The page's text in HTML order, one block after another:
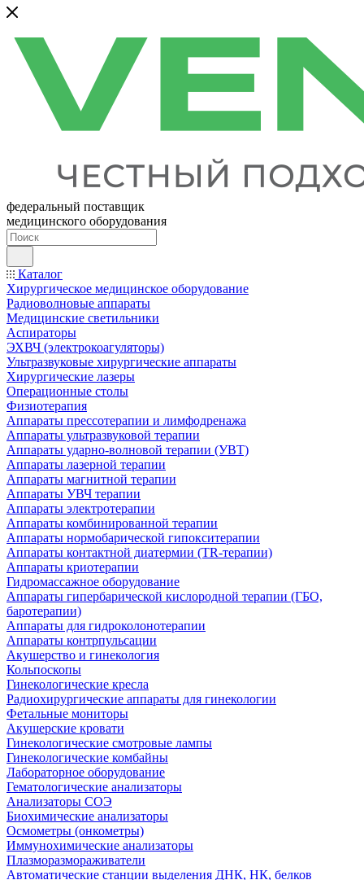
федеральный поставщик
медицинского оборудования
Каталог
Хирургическое медицинское оборудование
Радиоволновые аппараты
Медицинские светильники
Аспираторы
ЭХВЧ (электрокоагуляторы)
Ультразвуковые хирургические аппараты
Хирургические лазеры
Операционные столы
Физиотерапия
Аппараты прессотерапии и лимфодренажа
Аппараты ультразвуковой терапии
Аппараты ударно-волновой терапии (УВТ)
Аппараты лазерной терапии
Аппараты магнитной терапии
Аппараты УВЧ терапии
Аппараты электротерапии
Аппараты комбинированной терапии
Аппараты нормобарической гипокситерапии
Аппараты контактной диатермии (TR-терапии)
Аппараты криотерапии
Гидромассажное оборудование
Аппараты гипербарической кислородной терапии (ГБО,
баротерапии)
Аппараты для гидроколонотерапии
Аппараты контрпульсации
Акушерство и гинекология
Кольпоскопы
Гинекологические кресла
Радиохирургические аппараты для гинекологии
Фетальные мониторы
Акушерские кровати
Гинекологические смотровые лампы
Гинекологические комбайны
Лабораторное оборудование
Гематологические анализаторы
Анализаторы СОЭ
Биохимические анализаторы
Осмометры (онкометры)
Иммунохимические анализаторы
Плазморазмораживатели
Автоматические станции выделения ДНК, НК, белков